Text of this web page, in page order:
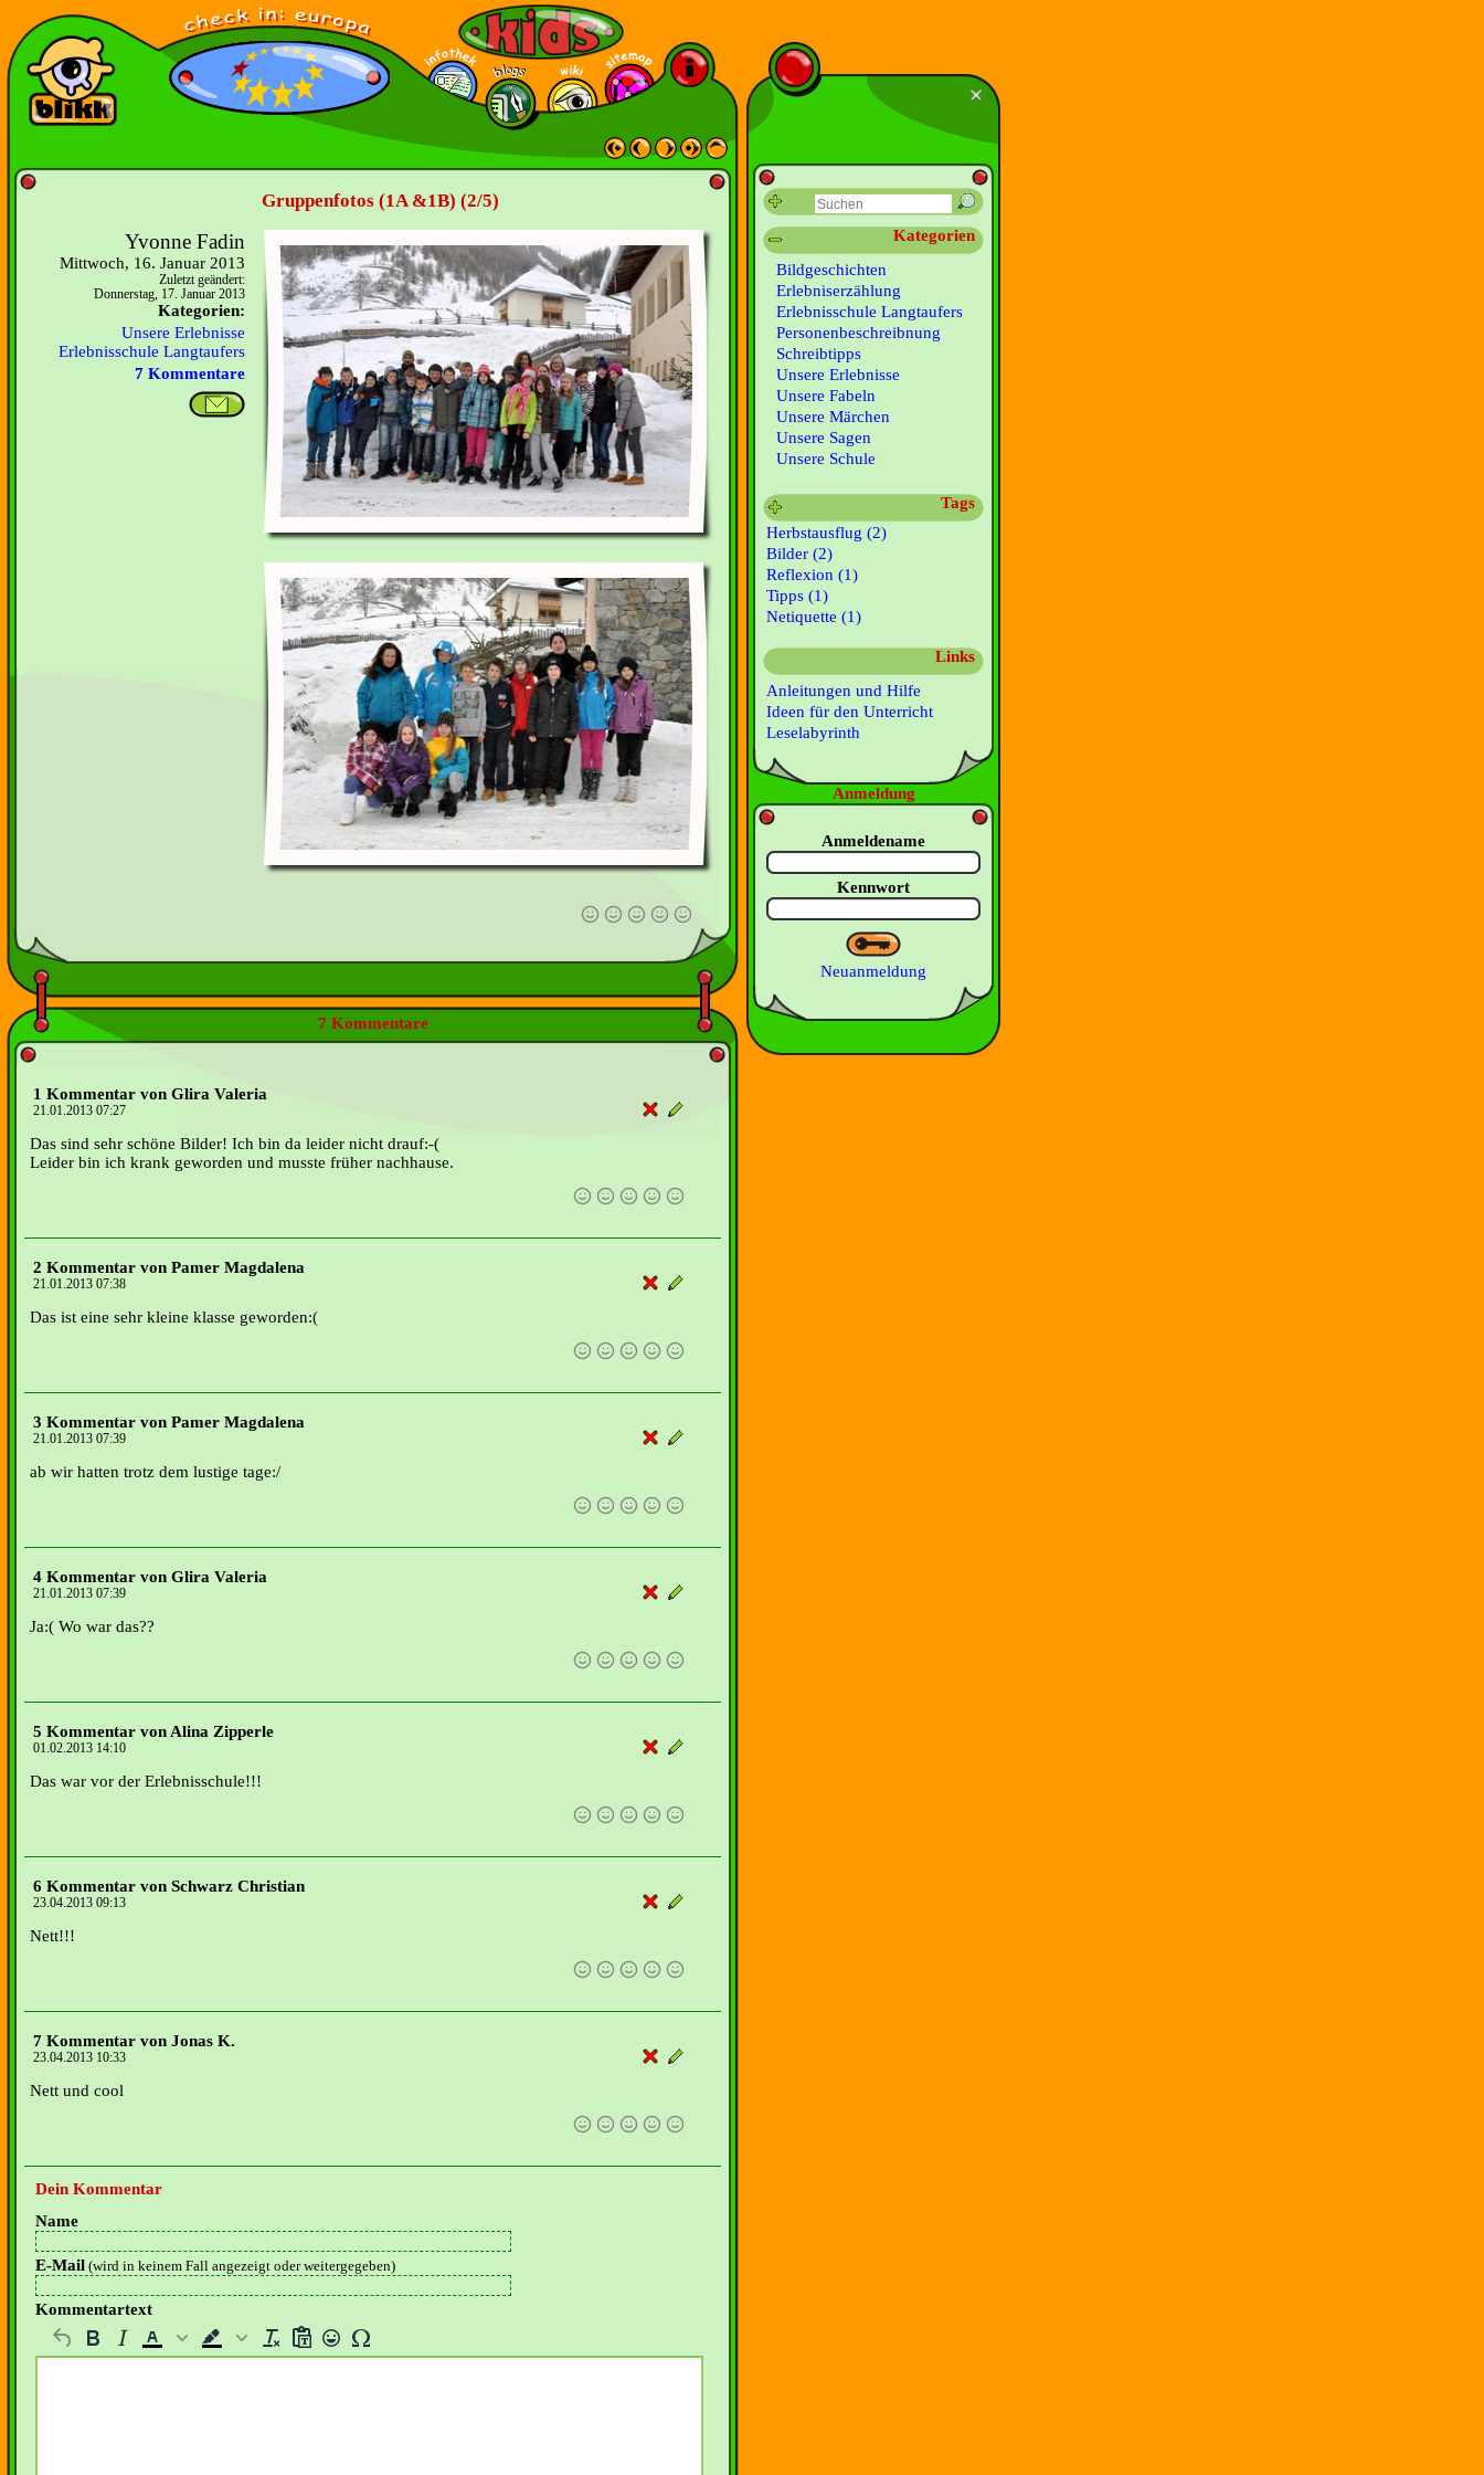
Gruppenfotos (1A &1B) (2/5)
Yvonne Fadin
Mittwoch, 16. Januar 2013
Zuletzt geändert:
Donnerstag, 17. Januar 2013
Kategorien:
Unsere Erlebnisse
Erlebnisschule Langtaufers
7 Kommentare
7 Kommentare
1 Kommentar von Glira Valeria
21.01.2013 07:27
Das sind sehr schöne Bilder! Ich bin da leider nicht drauf:-(
Leider bin ich krank geworden und musste früher nachhause.
2 Kommentar von Pamer Magdalena
21.01.2013 07:38
Das ist eine sehr kleine klasse geworden:(
3 Kommentar von Pamer Magdalena
21.01.2013 07:39
ab wir hatten trotz dem lustige tage:/
4 Kommentar von Glira Valeria
21.01.2013 07:39
Ja:( Wo war das??
5 Kommentar von Alina Zipperle
01.02.2013 14:10
Das war vor der Erlebnisschule!!!
6 Kommentar von Schwarz Christian
23.04.2013 09:13
Nett!!!
7 Kommentar von Jonas K.
23.04.2013 10:33
Nett und cool
Dein Kommentar
Name
E-Mail (wird in keinem Fall angezeigt oder weitergegeben)
Kommentartext
Kategorien
Bildgeschichten
Erlebniserzählung
Erlebnisschule Langtaufers
Personenbeschreibnung
Schreibtipps
Unsere Erlebnisse
Unsere Fabeln
Unsere Märchen
Unsere Sagen
Unsere Schule
Tags
Herbstausflug (2)
Bilder (2)
Reflexion (1)
Tipps (1)
Netiquette (1)
Links
Anleitungen und Hilfe
Ideen für den Unterricht
Leselabyrinth
Anmeldung
Anmeldename
Kennwort
Neuanmeldung